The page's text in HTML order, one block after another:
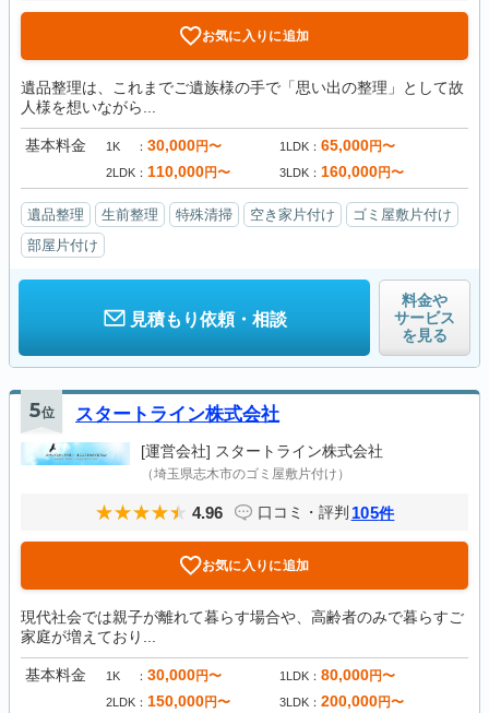
お気に入りに追加
遺品整理は、これまでご遺族様の手で「思い出の整理」として故
人様を想いながら...
基本料金 1K 30,000円〜 1LDK 65,000円〜
2LDK 110,000円〜 3LDK 160,000円〜
遺品整理 生前整理 特殊清掃 空き家片付け
ゴミ屋敷片付け
部屋片付け
見積もり依頼・相談
料金や
サービス
を見る
5位 スタートライン株式会社
[運営会社] スタートライン株式会社
（埼玉県志木市のゴミ屋敷片付け）
4.96 口コミ・評判 105件
お気に入りに追加
現代社会では親子が離れて暮らす場合や、高齢者のみで暮らすご
家庭が増えており...
基本料金 1K 30,000円〜 1LDK 80,000円〜
2LDK 150,000円〜 3LDK 200,000円〜